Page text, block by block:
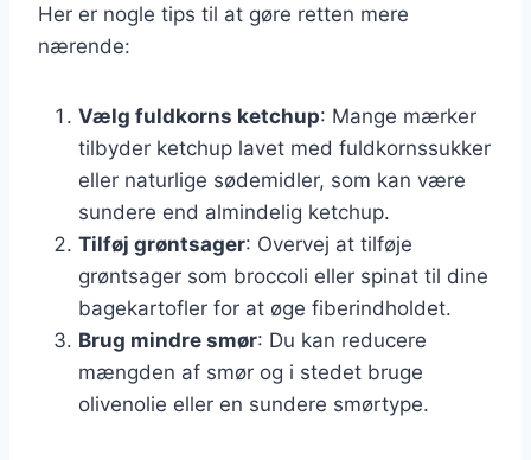
Her er nogle tips til at gøre retten mere
nærende:
Vælg fuldkorns ketchup: Mange mærker
tilbyder ketchup lavet med fuldkornssukker
eller naturlige sødemidler, som kan være
sundere end almindelig ketchup.
Tilføj grøntsager: Overvej at tilføje
grøntsager som broccoli eller spinat til dine
bagekartofler for at øge fiberindholdet.
Brug mindre smør: Du kan reducere
mængden af smør og i stedet bruge
olivenolie eller en sundere smørtype.